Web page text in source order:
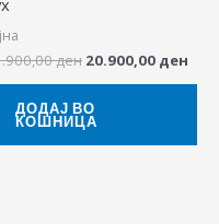
ден 20.900,00 ден
ДОДАЈ ВО
КОШНИЦА